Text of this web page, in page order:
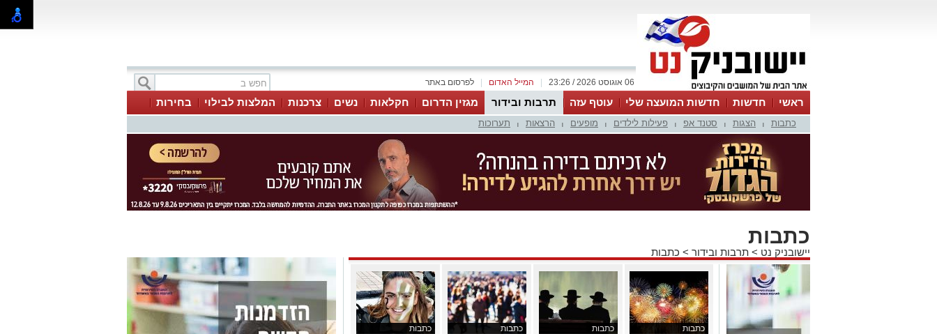
לפרסום באתר המייל האדום 06 אוגוסט 2026 / 23:26
ראשי חדשות חדשות המועצה שלי עוטף עזה תרבות ובידור מגזין הדרום חקלאות נשים צרכנות המלצות לבילוי
בחירות
אינדקס עסקים
לוח טיפים והמלצות כתבות הצגות סטנד אפ פעילות לילדים מופעים הרצאות תערוכות
כתבות
יישובניק נט > תרבות ובידור > כתבות
כתבות כתבות כתבות כתבות